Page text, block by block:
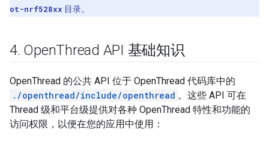
ot-nrf528xx 目录。
4. OpenThread API 基础知识
OpenThread 的公共 API 位于 OpenThread 代码库中的
./openthread/include/openthread 。这些 API 可在
Thread 级和平台级提供对各种 OpenThread 特性和功能的
访问权限，以便在您的应用中使用：